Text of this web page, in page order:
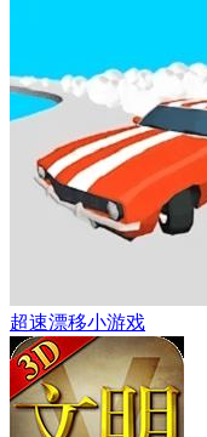
超速漂移小游戏